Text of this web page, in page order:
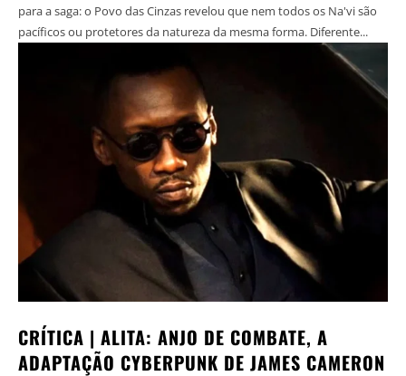
para a saga: o Povo das Cinzas revelou que nem todos os Na'vi são
pacíficos ou protetores da natureza da mesma forma. Diferente...
CRÍTICA | ALITA: ANJO DE COMBATE, A
ADAPTAÇÃO CYBERPUNK DE JAMES CAMERON